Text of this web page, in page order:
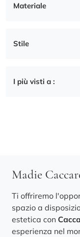
Materiale
Stile
I più visti a :
Madie
Ti offriremo
spazio a
estetica con
esperienza nel